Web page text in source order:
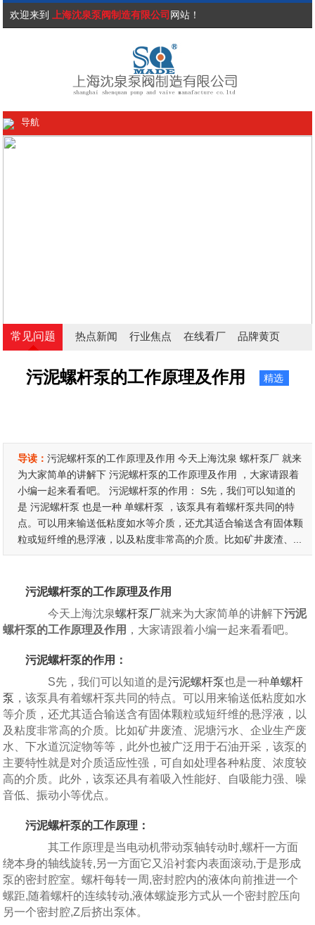
欢迎来到 上海沈泉泵阀制造有限公司 网站！
导航
常见问题 热点新闻 行业焦点 在线看厂 品牌黄页
污泥螺杆泵的工作原理及作用 精选
导读：污泥螺杆泵的工作原理及作用 今天上海沈泉 螺杆泵厂 就来
为大家简单的讲解下 污泥螺杆泵的工作原理及作用 ，大家请跟着
小编一起来看看吧。 污泥螺杆泵的作用： S先，我们可以知道的
是 污泥螺杆泵 也是一种 单螺杆泵 ，该泵具有着螺杆泵共同的特
点。可以用来输送低粘度如水等介质，还尤其适合输送含有固体颗
粒或短纤维的悬浮液，以及粘度非常高的介质。比如矿井废渣、...
污泥螺杆泵的工作原理及作用
今天上海沈泉螺杆泵厂就来为大家简单的讲解下污泥
螺杆泵的工作原理及作用 ，大家请跟着小编一起来看看吧。
污泥螺杆泵的作用：
S先，我们可以知道的是污泥螺杆泵也是一种单螺杆
泵 ，该泵具有着螺杆泵共同的特点。可以用来输送低粘度如水
等介质，还尤其适合输送含有固体颗粒或短纤维的悬浮液，以
及粘度非常高的介质。比如矿井废渣、泥塘污水、企业生产废
水、下水道沉淀物等等，此外也被广泛用于石油开采，该泵的
主要特性就是对介质适应性强，可自如处理各种粘度、浓度较
高的介质。此外，该泵还具有着吸入性能好、自吸能力强、噪
音低、振动小等优点。
污泥螺杆泵的工作原理：
其工作原理是当电动机带动泵轴转动时,螺杆一方面
绕本身的轴线旋转,另一方面它又沿衬套内表面滚动,于是形成
泵的密封腔室。螺杆每转一周,密封腔内的液体向前推进一个
螺距,随着螺杆的连续转动,液体螺旋形方式从一个密封腔压向
另一个密封腔,Z后挤出泵体。